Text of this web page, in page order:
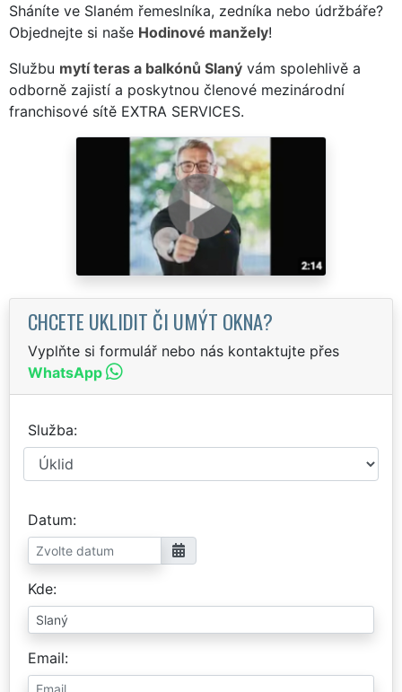
Sháníte ve Slaném řemeslníka, zedníka nebo údržbáře?
Objednejte si naše Hodinové manžely!
Službu mytí teras a balkónů Slaný vám spolehlivě a
odborně zajistí a poskytnou členové mezinárodní
franchisové sítě EXTRA SERVICES.
CHCETE UKLIDIT ČI UMÝT OKNA?
Vyplňte si formulář nebo nás kontaktujte přes
WhatsApp
Služba
Datum
Kde
Email